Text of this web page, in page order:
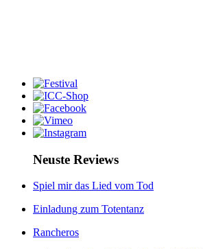
Neuste Reviews
Spiel mir das Lied vom Tod
Einladung zum Totentanz
Rancheros